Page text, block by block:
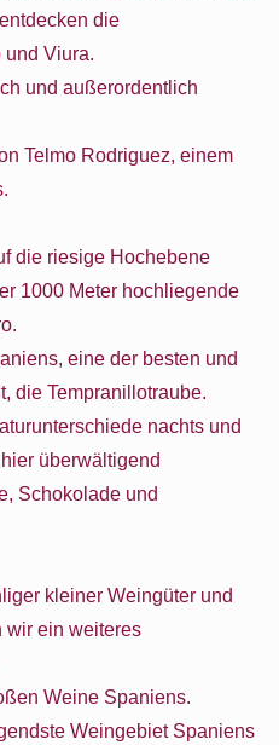
die
Viura.
und außerordentlich
Telmo Rodriguez, einem
die riesige Hochebene
1000 Meter hochliegende
eine der besten und
die Tempranillotraube.
nachts und
überwältigend
Schokolade und
kleiner Weingüter und
wir ein weiteres
Weine Spaniens.
Weingebiet Spaniens